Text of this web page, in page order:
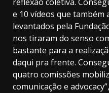
reflexão coletiva.
e 10 vídeos que também
levantados pela
nos tiraram do senso
bastante para a
daqui pra frente.
quatro comissões
comunicação e